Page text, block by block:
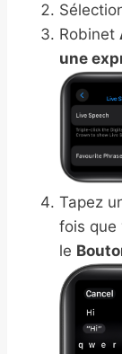
Robinet
une
Tapez
fois que
le